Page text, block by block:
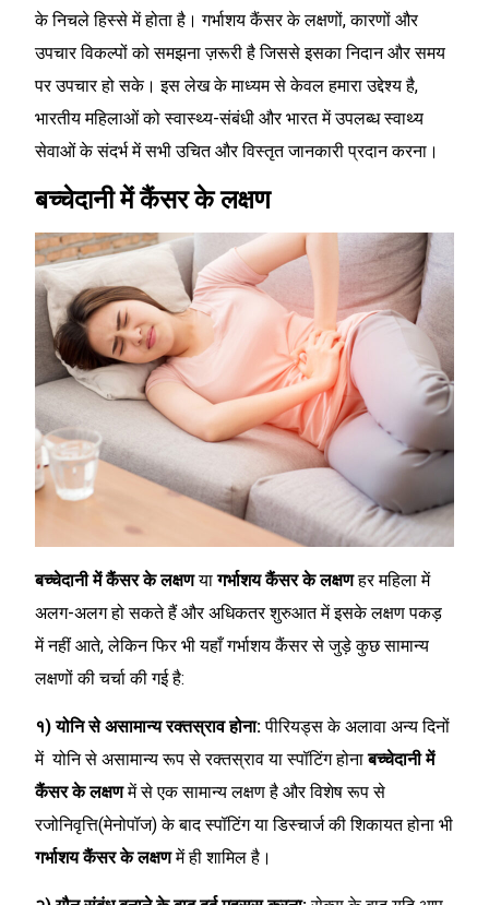
के निचले हिस्से में होता है। गर्भाशय कैंसर के लक्षणों, कारणों और
उपचार विकल्पों को समझना ज़रूरी है जिससे इसका निदान और समय
पर उपचार हो सके। इस लेख के माध्यम से केवल हमारा उद्देश्य है,
भारतीय महिलाओं को स्वास्थ्य-संबंधी और भारत में उपलब्ध स्वाथ्य
सेवाओं के संदर्भ में सभी उचित और विस्तृत जानकारी प्रदान करना।
बच्चेदानी में कैंसर के लक्षण
बच्चेदानी में कैंसर के लक्षणयागर्भाशय कैंसर के लक्षणहर महिला में
अलग-अलग हो सकते हैं और अधिकतर शुरुआत में इसके लक्षण पकड़
में नहीं आते, लेकिन फिर भी यहाँ गर्भाशय कैंसर से जुड़े कुछ सामान्य
लक्षणों की चर्चा की गई है:
१) योनि से असामान्य रक्तस्राव होना:पीरियड्स के अलावा अन्य दिनों
में योनि से असामान्य रूप से रक्तस्राव या स्पॉटिंग होनाबच्चेदानी में
कैंसर के लक्षणमें से एक सामान्य लक्षण है और विशेष रूप से
रजोनिवृत्ति(मेनोपॉज) के बाद स्पॉटिंग या डिस्चार्ज की शिकायत होना भी
गर्भाशय कैंसर के लक्षणमें ही शामिल है।